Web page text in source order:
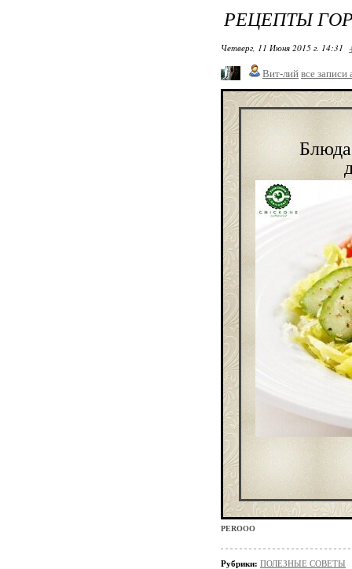
РЕЦЕПТЫ
Четверг, 11 Июня 2015 г. 14:31
Вит-лий все записи
PEROOO
Рубрики: ПОЛЕЗНЫЕ СОВЕТЫ